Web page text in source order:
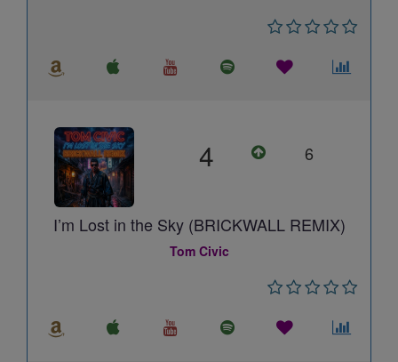
4 6
I’m Lost in the Sky (BRICKWALL REMIX)
Tom Civic